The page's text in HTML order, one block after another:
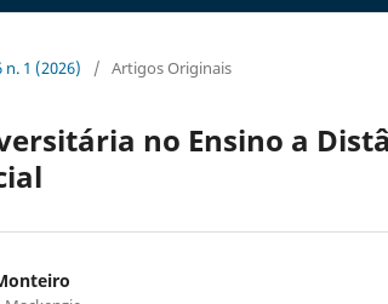
n. 1 (2026) / Artigos Originais
no Ensino a